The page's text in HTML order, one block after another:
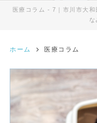
医療コラム - 7｜市川市大
ホーム 医療コラム